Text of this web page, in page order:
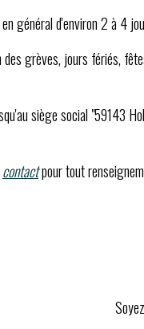
général d'environ 2 à 4
grèves, jours fériés,
siège social "59143
contactpour tout